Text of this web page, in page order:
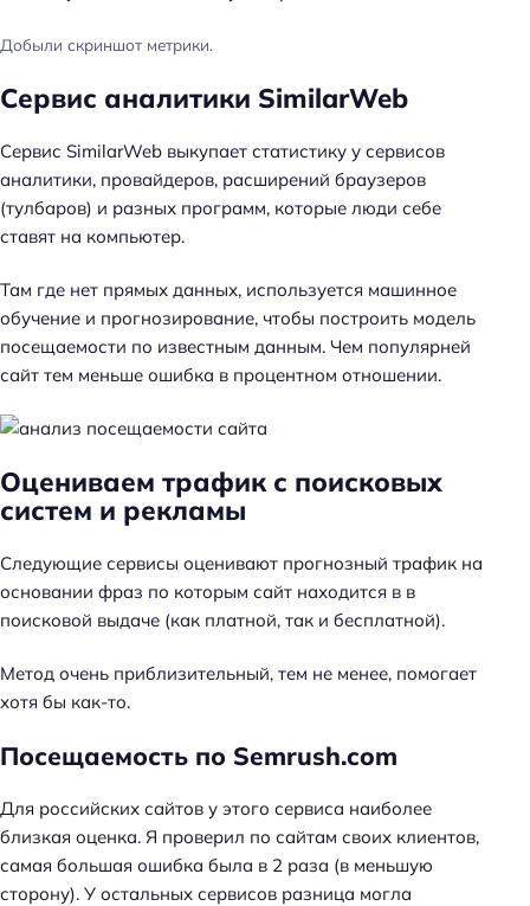
Добыли скриншот метрики.
Сервис аналитики SimilarWeb
Сервис SimilarWeb выкупает статистику у сервисов
аналитики, провайдеров, расширений браузеров
(тулбаров) и разных программ, которые люди себе
ставят на компьютер.
Там где нет прямых данных, используется машинное
обучение и прогнозирование, чтобы построить модель
посещаемости по известным данным. Чем популярней
сайт тем меньше ошибка в процентном отношении.
Оцениваем трафик с поисковых
систем и рекламы
Следующие сервисы оценивают прогнозный трафик на
основании фраз по которым сайт находится в в
поисковой выдаче (как платной, так и бесплатной).
Метод очень приблизительный, тем не менее, помогает
хотя бы как-то.
Посещаемость по Semrush.com
Для российских сайтов у этого сервиса наиболее
близкая оценка. Я проверил по сайтам своих клиентов,
самая большая ошибка была в 2 раза (в меньшую
сторону). У остальных сервисов разница могла